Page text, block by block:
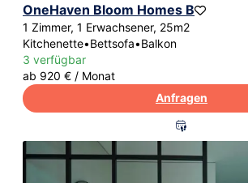
OneHaven Bloom Homes B
1 Zimmer, 1 Erwachsener, 25m2
Kitchenette•Bettsofa•Balkon
3 verfügbar
ab 920 € / Monat
Anfragen